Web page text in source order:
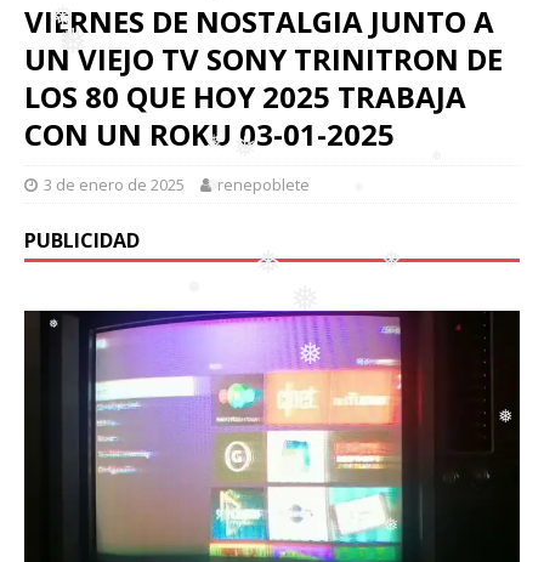
❅
❅ ❅
❅
❅
❅
❅
❅
❅
❅
❅
❅
❅
❅
❅ ❅
VIERNES DE NOSTALGIA JUNTO A
UN VIEJO TV SONY TRINITRON DE
LOS 80 QUE HOY 2025 TRABAJA
CON UN ROKU 03-01-2025
3 de enero de 2025 renepoblete
PUBLICIDAD